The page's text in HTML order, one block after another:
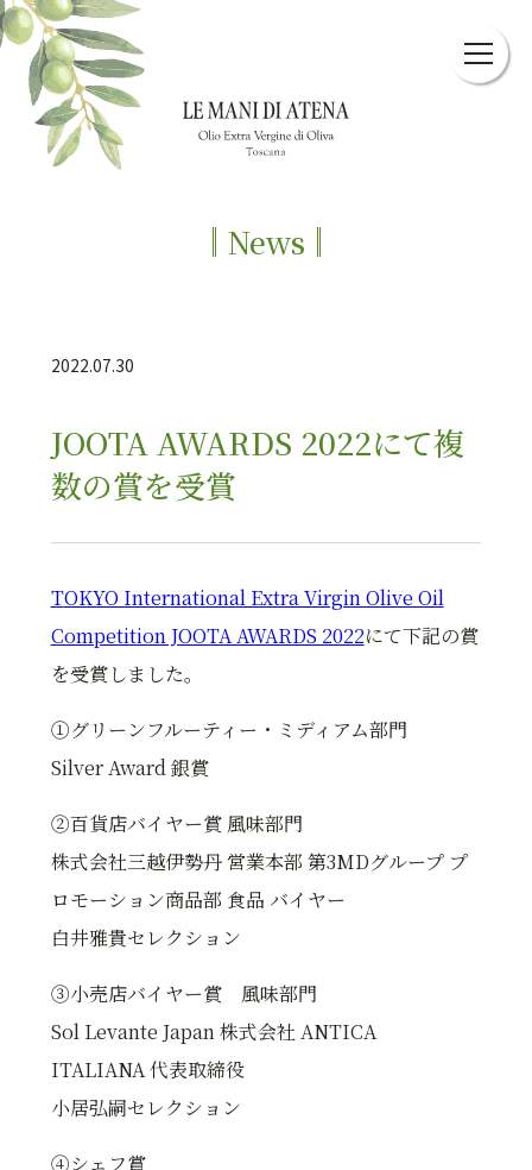
News
2022.07.30
JOOTA AWARDS 2022にて複
数の賞を受賞
TOKYO International Extra Virgin Olive Oil
Competition JOOTA AWARDS 2022にて下記の賞
を受賞しました。
①グリーンフルーティー・ミディアム部門
Silver Award 銀賞
②百貨店バイヤー賞 風味部門
株式会社三越伊勢丹 営業本部 第3MDグループ プ
ロモーション商品部 食品 バイヤー
白井雅貴セレクション
③小売店バイヤー賞 風味部門
Sol Levante Japan株式会社 ANTICA
ITALIANA代表取締役
小居弘嗣セレクション
④シェフ賞